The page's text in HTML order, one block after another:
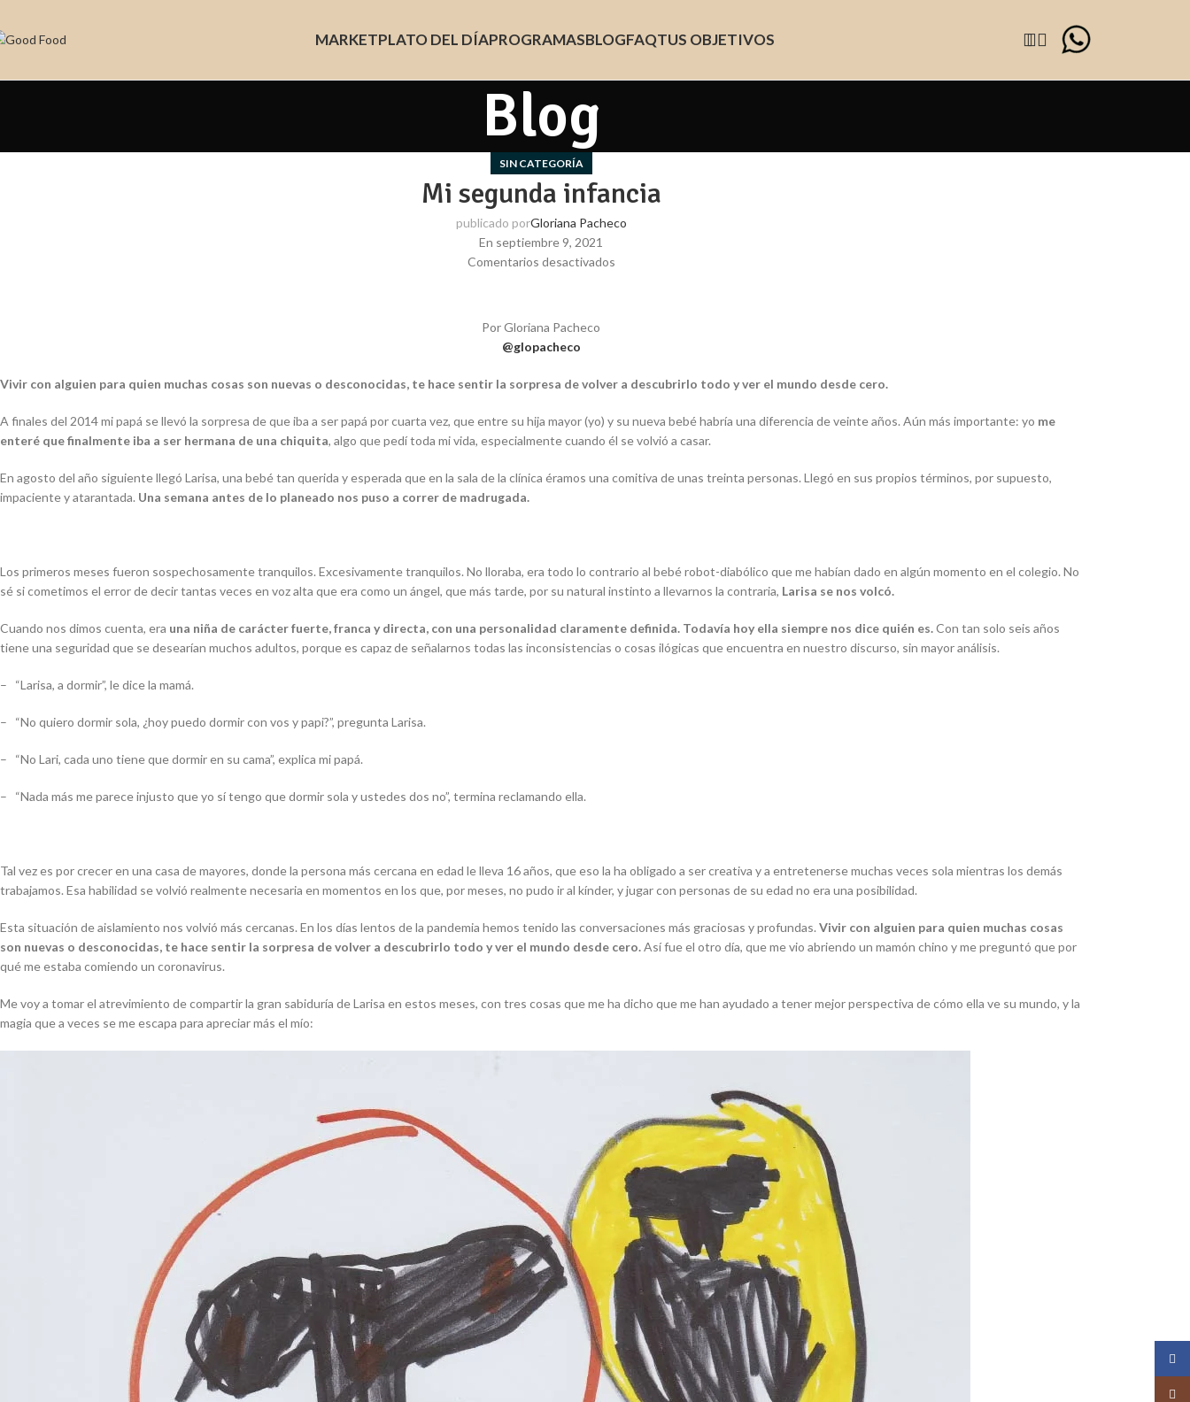
MARKETPLATO DEL DÍAPROGRAMASBLOGFAQTUS OBJETIVOS
Blog
SIN CATEGORÍA
Mi segunda infancia
publicado porGloriana Pacheco
En septiembre 9, 2021
Comentarios desactivados
Por Gloriana Pacheco
@glopacheco
Vivir con alguien para quien muchas cosas son nuevas o desconocidas, te hace sentir la sorpresa de volver a descubrirlo todo y ver el mundo desde cero.
A finales del 2014 mi papá se llevó la sorpresa de que iba a ser papá por cuarta vez, que entre su hija mayor (yo) y su nueva bebé habría una diferencia de veinte años. Aún más importante: yo me
enteré que finalmente iba a ser hermana de una chiquita, algo que pedí toda mi vida, especialmente cuando él se volvió a casar.
En agosto del año siguiente llegó Larisa, una bebé tan querida y esperada que en la sala de la clínica éramos una comitiva de unas treinta personas. Llegó en sus propios términos, por supuesto,
impaciente y atarantada. Una semana antes de lo planeado nos puso a correr de madrugada.
Los primeros meses fueron sospechosamente tranquilos. Excesivamente tranquilos. No lloraba, era todo lo contrario al bebé robot-diabólico que me habían dado en algún momento en el colegio. No
sé si cometimos el error de decir tantas veces en voz alta que era como un ángel, que más tarde, por su natural instinto a llevarnos la contraria, Larisa se nos volcó.
Cuando nos dimos cuenta, era una niña de carácter fuerte, franca y directa, con una personalidad claramente definida. Todavía hoy ella siempre nos dice quién es.Con tan solo seis años
tiene una seguridad que se desearían muchos adultos, porque es capaz de señalarnos todas las inconsistencias o cosas ilógicas que encuentra en nuestro discurso, sin mayor análisis.
– “Larisa, a dormir”, le dice la mamá.
– “No quiero dormir sola, ¿hoy puedo dormir con vos y papi?”, pregunta Larisa.
– “No Lari, cada uno tiene que dormir en su cama”, explica mi papá.
– “Nada más me parece injusto que yo sí tengo que dormir sola y ustedes dos no”, termina reclamando ella.
Tal vez es por crecer en una casa de mayores, donde la persona más cercana en edad le lleva 16 años, que eso la ha obligado a ser creativa y a entretenerse muchas veces sola mientras los demás
trabajamos. Esa habilidad se volvió realmente necesaria en momentos en los que, por meses, no pudo ir al kínder, y jugar con personas de su edad no era una posibilidad.
Esta situación de aislamiento nos volvió más cercanas. En los días lentos de la pandemia hemos tenido las conversaciones más graciosas y profundas. Vivir con alguien para quien muchas cosas
son nuevas o desconocidas, te hace sentir la sorpresa de volver a descubrirlo todo y ver el mundo desde cero.Así fue el otro día, que me vio abriendo un mamón chino y me preguntó que por
qué me estaba comiendo un coronavirus.
Me voy a tomar el atrevimiento de compartir la gran sabiduría de Larisa en estos meses, con tres cosas que me ha dicho que me han ayudado a tener mejor perspectiva de cómo ella ve su mundo, y la
magia que a veces se me escapa para apreciar más el mío: